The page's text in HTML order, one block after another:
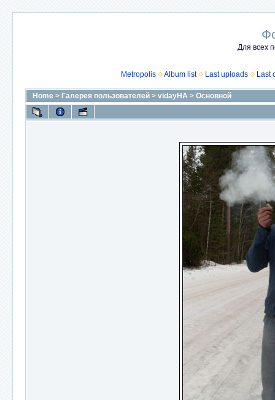
Для всех
Metropolis Album list Last uploads Last
Home > Галерея пользователей > vidayHA > Основной